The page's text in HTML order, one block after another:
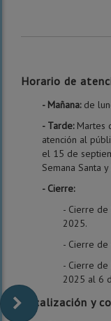
Horario de
- Mañana:de
- Tarde:Martes
atención al
el 15 de
Semana Santa
- Cierre:
- Cierre
2025.
- Cierre
- Cierre
2025 al 6
Localización y